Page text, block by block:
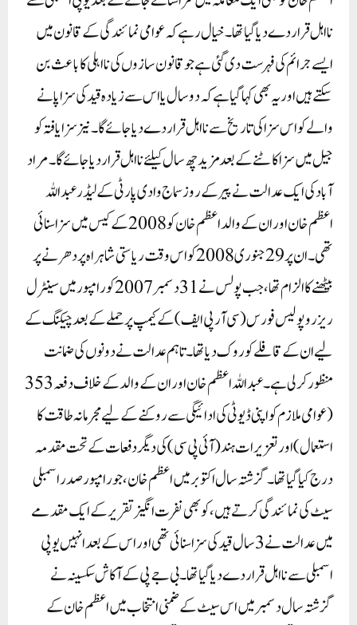
نااہل قرار دے دیا گیا تھا۔خیال رہے کہ عوامی نمائندگی کے قانون میں
ایسے جرائم کی فہرست دی گئی ہے جو قانون سازوں کی نااہلی کا باعث بن
سکتے ہیں اور یہ بھی کہا گیا ہے کہ دو سال یا اس سے زیادہ قید کی سزا پانے
والے کو اس سزا کی تاریخ سے نااہل قرار دے دیا جائے گا۔ نیز سزایافتہ کو
جیل میں سزا کاٹنے کے بعد مزید چھ سال کیلئے نااہل قرار دیا جائے گا۔مراد
آباد کی ایک عدالت نے پیر کے روز سماج وادی پارٹی کے لیڈر عبداللہ
اعظم خان اور ان کے والد اعظم خان کو 2008 کے کیس میں سزا سنائی
تھی۔ ان پر 29 جنوری 2008 کو اس وقت ریاستی شاہراہ پر دھرنے پر
بیٹھنے کا الزام تھا، جب پولس نے 31 دسمبر 2007 کو رامپور میں سینٹرل
ریزرو پولیس فورس (سی آر پی ایف) کے کیمپ پر حملے کے بعد چیکنگ کے
لیے ان کے قافلے کو روک دیا تھا۔ تاہم عدالت نے دونوں کی ضمانت
منظور کر لی ہے۔عبداللہ اعظم خان اور ان کے والد کے خلاف دفعہ 353
(عوامی ملازم کو اپنی ڈیوٹی کی ادائیگی سے روکنے کے لیے مجرمانہ طاقت کا
استعمال) اور تعزیرات ہند (آئی پی سی) کی دیگر دفعات کے تحت مقدمہ
درج کیا گیا تھا۔ گزشتہ سال اکتوبر میں اعظم خان، جو رامپور صدر اسمبلی
سیٹ کی نمائندگی کرتے ہیں، کو بھی نفرت انگیز تقریر کے ایک مقدمے
میں عدالت نے 3 سال قید کی سزا سنائی تھی اور اس کے بعد انہیں یوپی
اسمبلی سے نااہل قرار دے دیا گیا تھا۔بی جے پی کے آکاش سکسینہ نے
گزشتہ سال دسمبر میں اس سیٹ کے ضمنی انتخاب میں اعظم خان کے